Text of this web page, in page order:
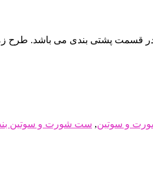
پشتی بندی می باشد. طرح
و سوتین, ست شورت و سوتین